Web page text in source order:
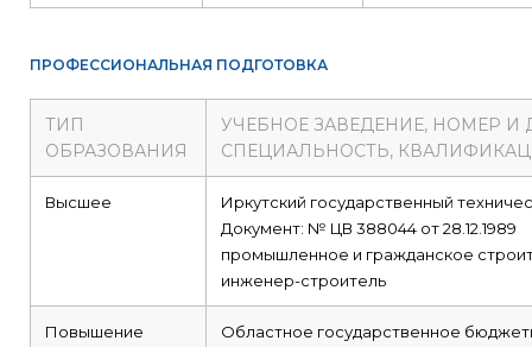
ПРОФЕССИОНАЛЬНАЯ ПОДГОТОВКА
ТИП
ОБРАЗОВАНИЯ
УЧЕБНОЕ ЗАВЕДЕНИЕ, НОМЕР
СПЕЦИАЛЬНОСТЬ,
Высшее
Иркутский государственный
Документ: № ЦВ 388044 от 28.12.1989
промышленное и гражданское
инженер-строитель
Повышение
Областное государственное